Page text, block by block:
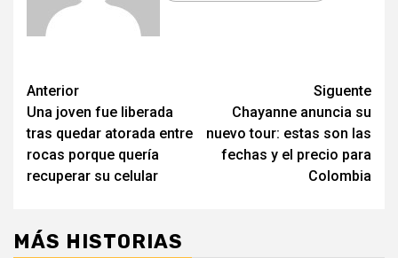
Post
navigation
Anterior
Una joven fue liberada
tras quedar atorada entre
rocas porque quería
recuperar su celular
Siguente
Chayanne anuncia su
nuevo tour: estas son las
fechas y el precio para
Colombia
MÁS HISTORIAS